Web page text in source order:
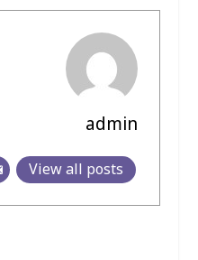
admin
View all posts